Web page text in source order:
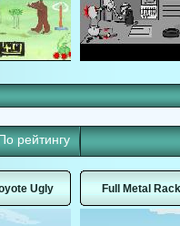
рейтингу
Ugly Full Metal